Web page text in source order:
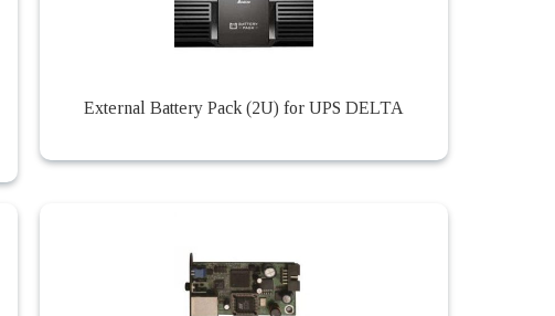
External Battery Pack (2U) for UPS DELTA